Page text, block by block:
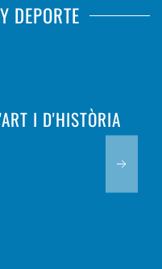
DEPORTE
I D'HISTÒRIA